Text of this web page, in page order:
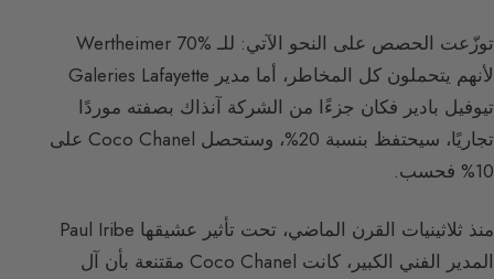
توزّعت الحصص على النحو الآتي: للـ Wertheimer 70%
لأنهم يتحملون كل المخاطر، أما مدير Galeries Lafayette
تيوفيل بادير فكان جزءًا من الشركة آنذاك بصفته موردًا
تجاريًا، سيحتفظ بنسبة 20%، وستحصل Coco Chanel على
10% فحسب.
منذ ثلاثينيات القرن الماضي، تحت تأثير عشيقها Paul Iribe
المدير الفني الكبير، كانت Coco Chanel مقتنعة بأن آل